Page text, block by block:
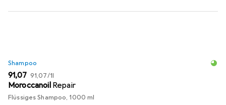
Shampoo
EUR
91,07 EUR
91,07/1l
Moroccanoil Repair
Flüssiges Shampoo, 1000 ml